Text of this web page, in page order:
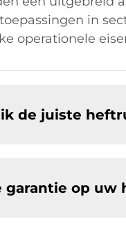
in
operationele
ik de juiste
garantie op uw